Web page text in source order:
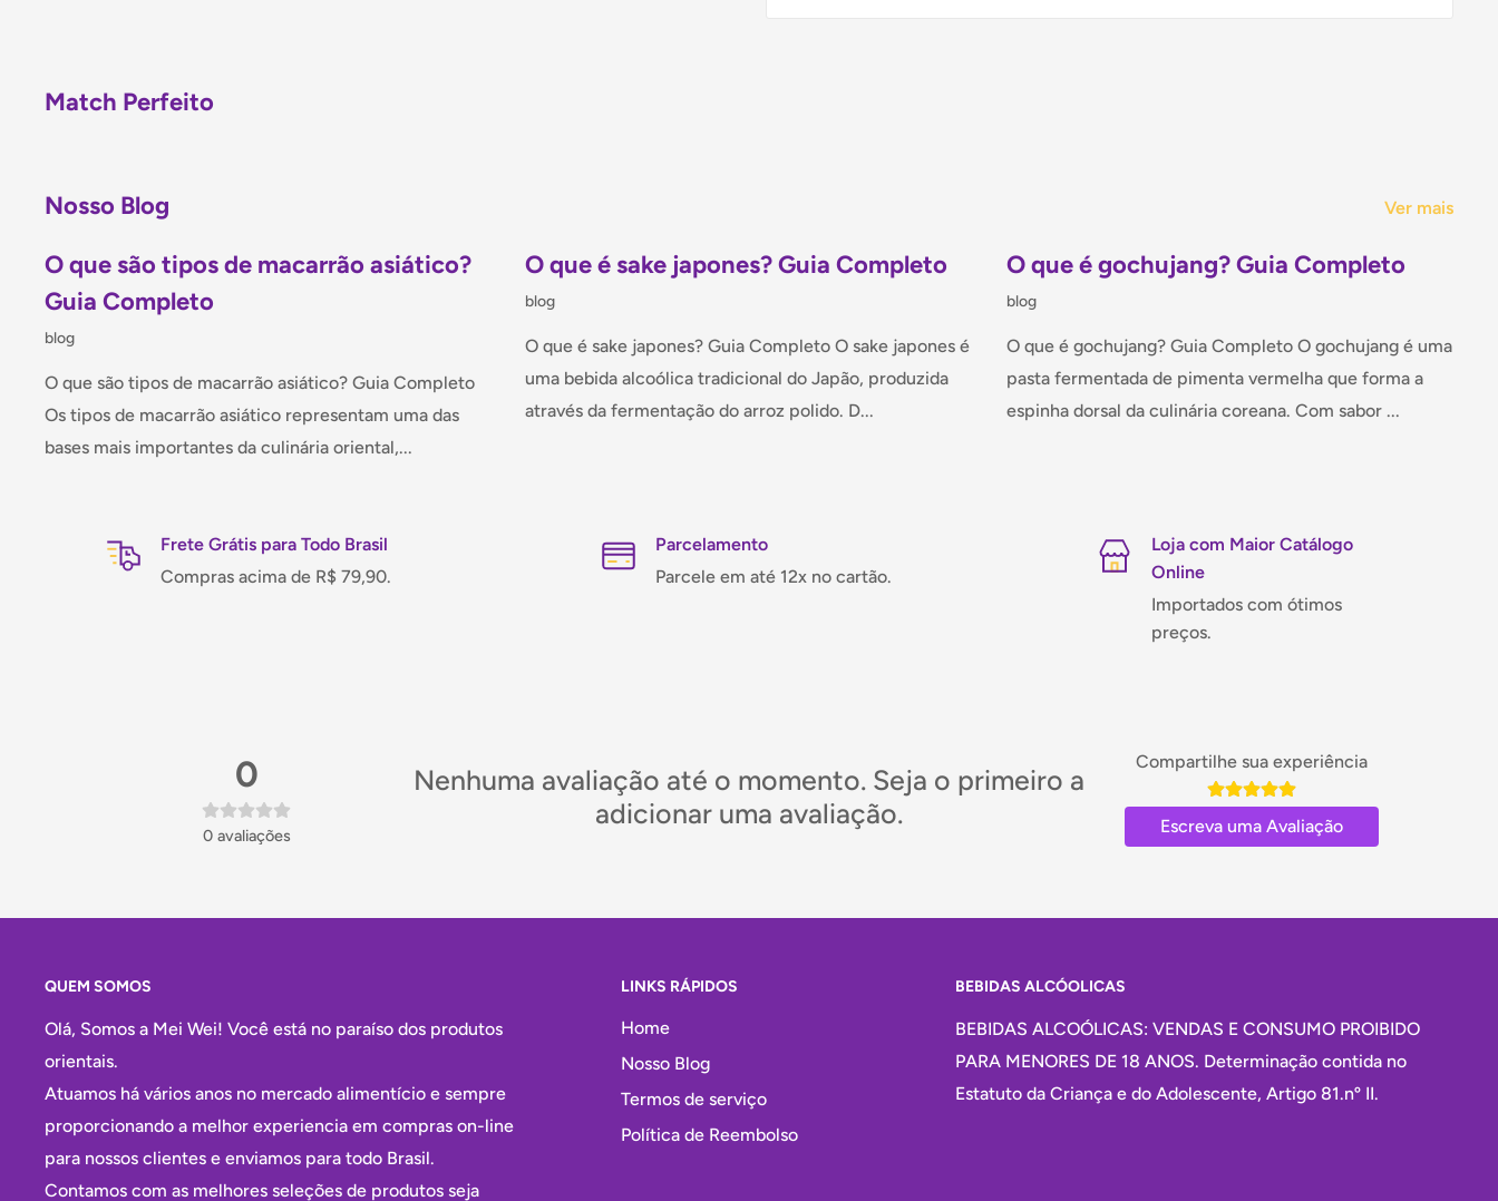
Consumir diretamente como guloseima a qualquer hora
Presentear crianças e colecionadores da personagem
🍬 Sugestão de Uso
Kitty com outros itens Sanrio da Mei Wei. Ideal para lembrancinhas de
aniversário, kits de presente ou decoração de mesa de festa. Adicione um
pela qualidade dos ingredientes, com corantes e aromas alimentares
aprovados para exportação. Um item que une sabor, design e colecionismo.
Não contém glúten. Contém aromatizante artificial.
Conservação:
Armazenar em local fresco e seco, longe da luz solar direta
e de altas temperaturas
Validade:12 meses após fabricação
Atenção:Não engolir de uma vez. Crianças necessitam de supervisão de
Match Perfeito
Nosso Blog Ver mais
O que são tipos de macarrão asiático?
Guia Completo
blog
O que são tipos de macarrão asiático? Guia Completo
Os tipos de macarrão asiático representam uma das
bases mais importantes da culinária oriental,...
O que é sake japones? Guia Completo
blog
O que é sake japones? Guia Completo O sake japones é
uma bebida alcoólica tradicional do Japão, produzida
através da fermentação do arroz polido. D...
O que é gochujang? Guia Completo
blog
O que é gochujang? Guia Completo O gochujang é uma
pasta fermentada de pimenta vermelha que forma a
espinha dorsal da culinária coreana. Com sabor ...
Frete Grátis para Todo Brasil
Compras acima de R$ 79,90.
Parcelamento
Parcele em até 12x no cartão.
Loja com Maior Catálogo
Online
Importados com ótimos
preços.
0
0 avaliações
Nenhuma avaliação até o momento. Seja o primeiro a
adicionar uma avaliação.
Compartilhe sua experiência
Escreva uma Avaliação
QUEM SOMOS
Olá, Somos a Mei Wei! Você está no paraíso dos produtos
orientais.
Atuamos há vários anos no mercado alimentício e sempre
proporcionando a melhor experiencia em compras on-line
para nossos clientes e enviamos para todo Brasil.
Contamos com as melhores seleções de produtos seja
LINKS RÁPIDOS
Home
Nosso Blog
Termos de serviço
Política de Reembolso
BEBIDAS ALCÓOLICAS
BEBIDAS ALCOÓLICAS: VENDAS E CONSUMO PROIBIDO
PARA MENORES DE 18 ANOS. Determinação contida no
Estatuto da Criança e do Adolescente, Artigo 81.nº II.